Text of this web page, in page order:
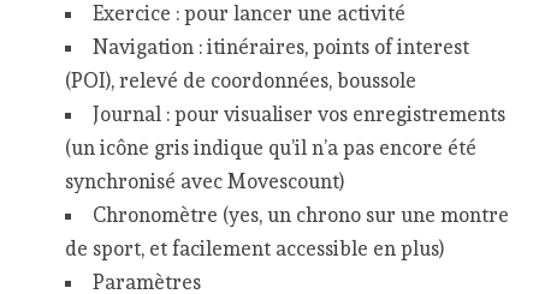
Exercice : pour lancer une activité
Navigation : itinéraires, points of interest
(POI), relevé de coordonnées, boussole
Journal : pour visualiser vos enregistrements
(un icône gris indique qu’il n’a pas encore été
synchronisé avec Movescount)
Chronomètre (yes, un chrono sur une montre
de sport, et facilement accessible en plus)
Paramètres